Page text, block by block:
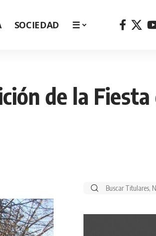
SOCIEDAD ☰
de la
Buscar